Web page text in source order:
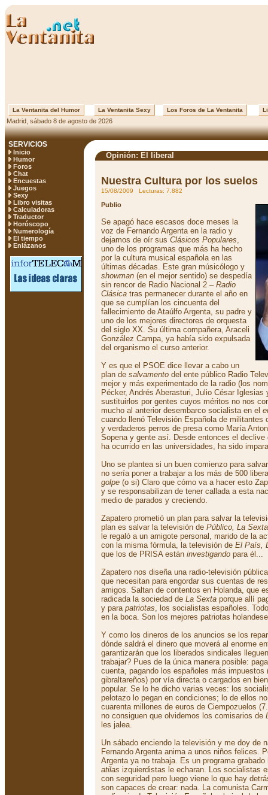
La Ventanita del Humor La Ventanita Sexy Los Foros de La Ventanita
Madrid, sábado 8 de agosto de 2026
SERVICIOS
Inicio
Humor
Foros
Chat
Encuestas
Juegos
Sexy
Libro visitas
Calculadoras
Traductor
Horóscopo
Numerología
El tiempo
Enlázanos
Opinión: El liberal
Nuestra Cultura por los suelos
15/08/2009 Lecturas: 7.882
Publio
Se apagó hace escasos doce meses la
voz de Fernando Argenta en la radio y
dejamos de oír sus Clásicos Populares,
uno de los programas que más ha hecho
por la cultura musical española en las
últimas décadas. Este gran músicólogo y
showman (en el mejor sentido) se despedía
sin rencor de Radio Nacional 2 – Radio
Clásica tras permanecer durante el año en
que se cumplían los cincuenta del
fallecimiento de Ataúlfo Argenta, su padre y
uno de los mejores directores de orquesta
del siglo XX. Su última compañera, Araceli
González Campa, ya había sido expulsada
del organismo el curso anterior.
Y es que el PSOE dice llevar a cabo un
plan de salvamento del ente público Radio
mejor y más experimentado de la radio (los
Pécker, Andrés Aberasturi, Julio César
sustituirlos por gentes cuyos méritos no nos
mucho al anterior desembarco socialista en el
cuando llenó Televisión Española de
y verdaderos perros de presa como María
Sopena y gente así. Desde entonces el
ha ocurrido en las universidades, ha sido
Uno se plantea si un buen comienzo para
no sería poner a trabajar a los más de 500
golpe (o si) Claro que cómo va a hacer esto
y se responsabilizan de tener callada a esta
medio de parados y creciendo.
Zapatero prometió un plan para salvar la
plan es salvar la televisión de Público, La Sexta
le regaló a un amigote personal, marido de la
con la misma fórmula, la televisión de El País,
que los de PRISA están investigando para él...
Zapatero nos diseña una radio-televisión
que necesitan para engordar sus cuentas de
amigos. Saltan de contentos en Holanda, que
radicada la sociedad de La Sexta porque allí
y para patriotas, los socialistas españoles.
en la boca. Son los mejores patriotas
Y como los dineros de los anuncios se los
dónde saldrá el dinero que moverá al enorme
garantizarán que los liberados sindicales
trabajar? Pues de la única manera posible:
cuenta, pagando los españoles más impuestos
gibraltareños) por vía directa o cargados en
popular. Se lo he dicho varias veces: los
pelotazo lo pegan en condiciones; lo de ellos
cuarenta millones de euros de Ciempozuelos
no consiguen que olvidemos los comisarios de
les jalea.
Un sábado enciendo la televisión y me doy de
Fernando Argenta anima a unos niños felices.
Argenta ya no trabaja. Es un programa
atilas izquierdistas le echaran. Los socialistas
con seguridad pero luego viene lo que hay
son capaces de crear: nada. La comunista